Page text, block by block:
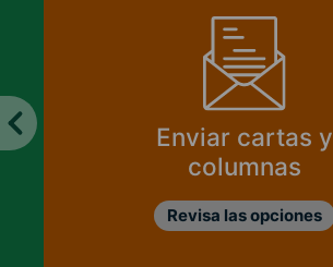
Enviar cartas y
columnas
Revisa las opciones